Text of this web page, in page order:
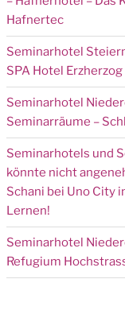
Hafnertec
Seminarhotel
SPA Hotel Erzherzog
Seminarhotel
Seminarräume –
Seminarhotels und
könnte nicht
Schani bei Uno City
Lernen!
Seminarhotel
Refugium